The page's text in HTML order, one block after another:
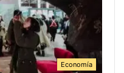
Economía